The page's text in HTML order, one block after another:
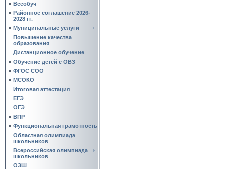
Всеобуч
Районное соглашение 2026-
2028 гг.
Муниципальные услуги
Повышение качества
образования
Дистанционное обучение
Обучение детей с ОВЗ
ФГОС СОО
МСОКО
Итоговая аттестация
ЕГЭ
ОГЭ
ВПР
Функциональная грамотность
Областная олимпиада
школьников
Всероссийская олимпиада
школьников
ОЗШ